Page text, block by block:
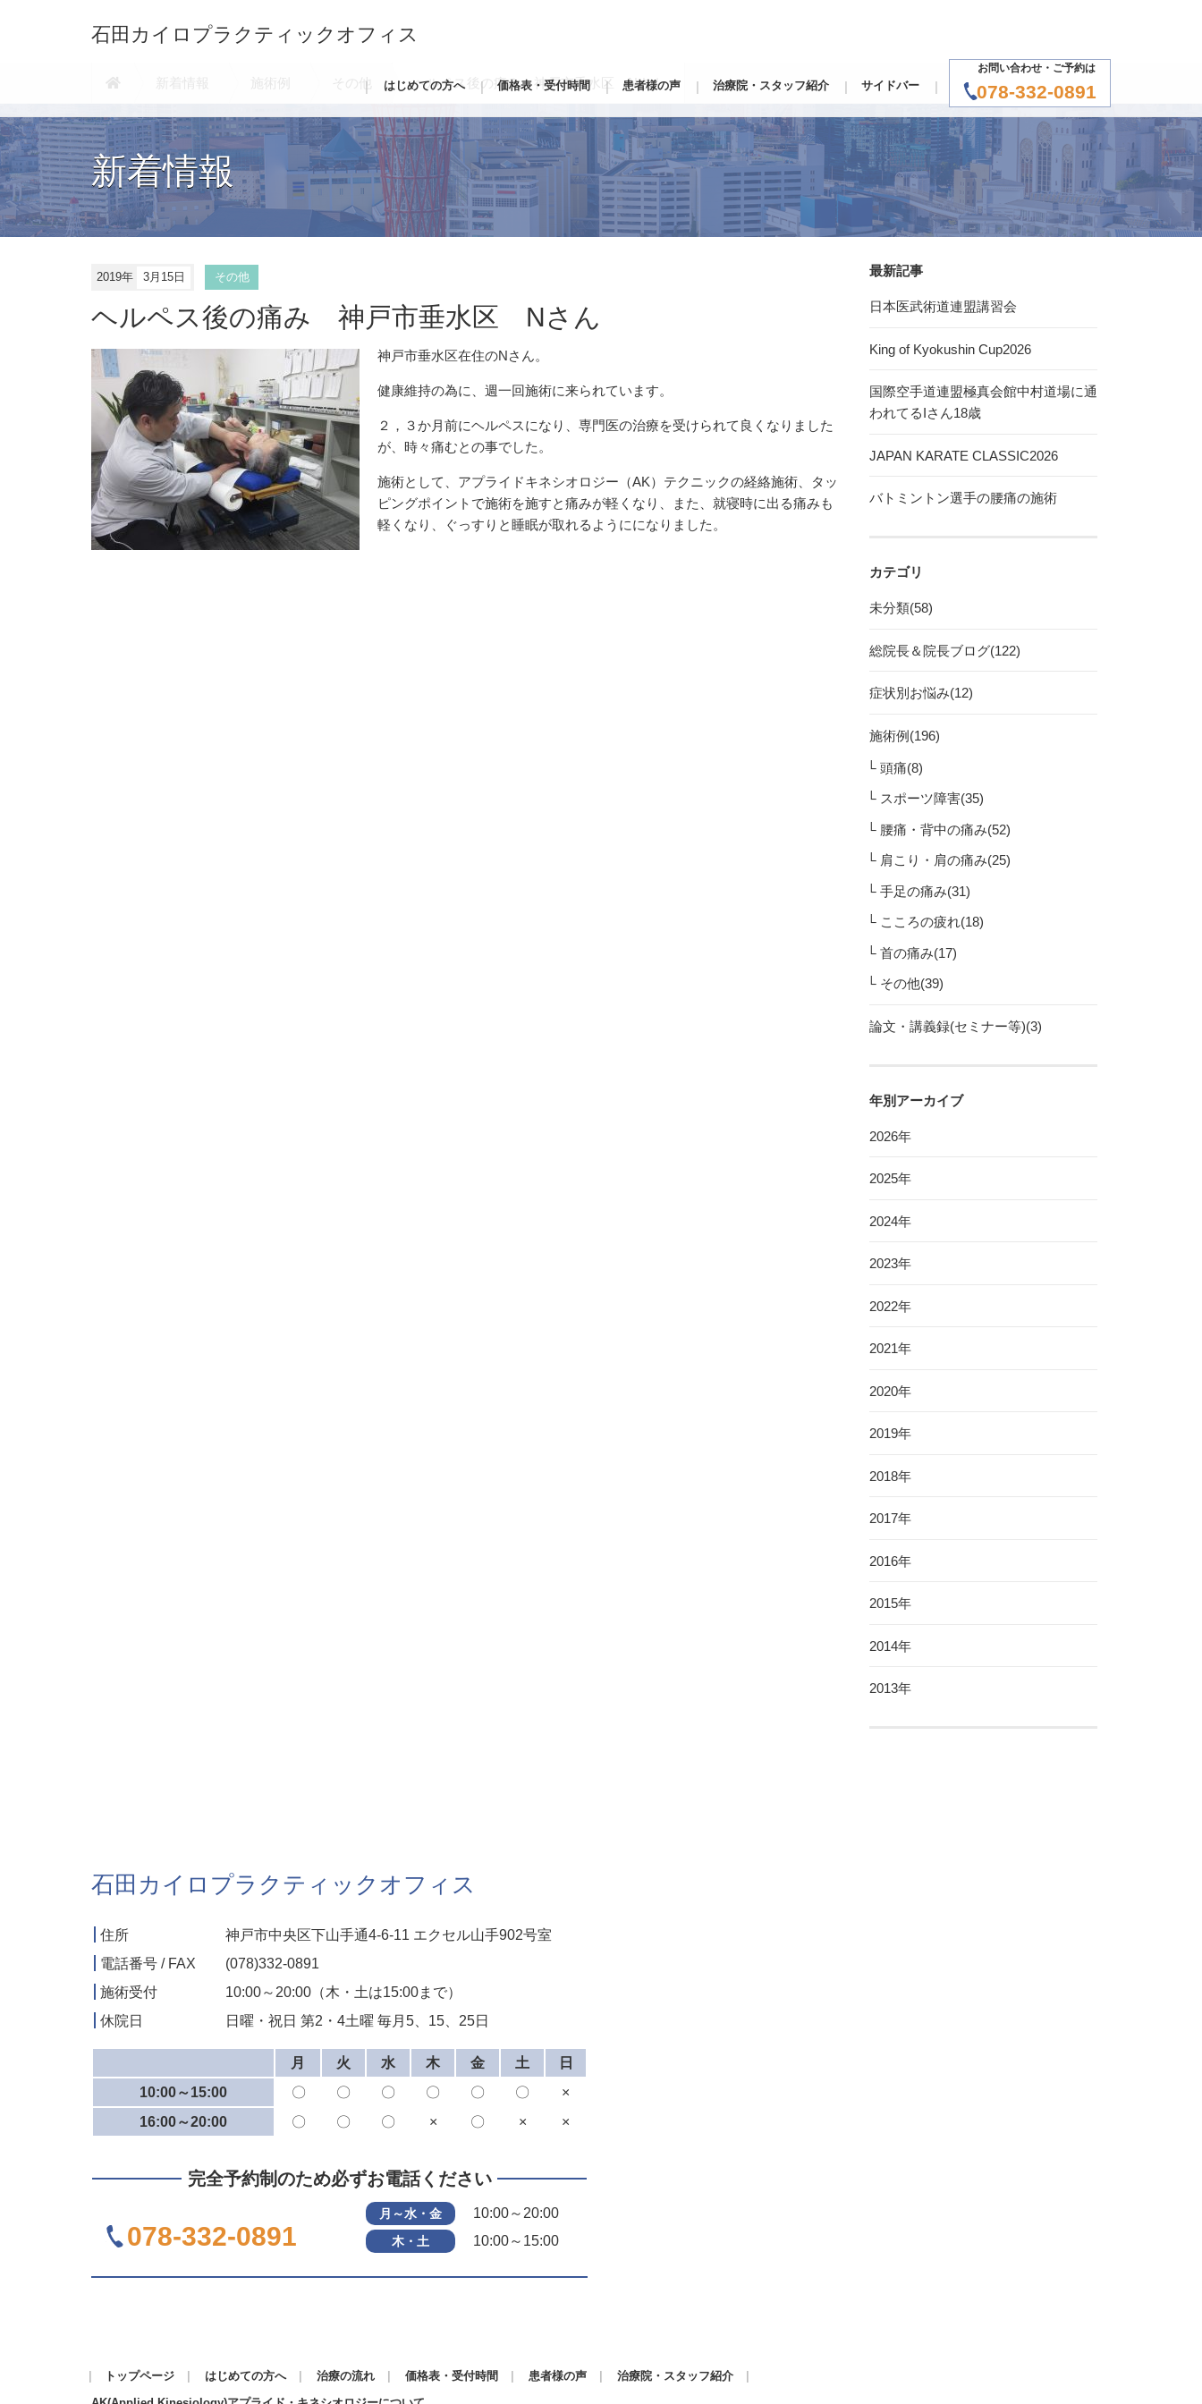
石田カイロプラクティックオフィス
はじめての方へ 価格表・受付時間 患者様の声 治療院・スタッフ紹介 サイドバー
お問い合わせ・ご予約は
078-332-0891
新着情報 施術例 その他 ヘルペス後の痛み 神戸市垂水区 Nさん
新着情報
2019年 3月15日 その他
ヘルペス後の痛み 神戸市垂水区 Nさん
神戸市垂水区在住のNさん。
健康維持の為に、週一回施術に来られています。
２，３か月前にヘルペスになり、専門医の治療を受けられて良くなりました
が、時々痛むとの事でした。
施術として、アプライドキネシオロジー（AK）テクニックの経絡施術、タッ
ピングポイントで施術を施すと痛みが軽くなり、また、就寝時に出る痛みも
軽くなり、ぐっすりと睡眠が取れるようにになりました。
最新記事
日本医武術道連盟講習会
King of Kyokushin Cup2026
国際空手道連盟極真会館中村道場に通
われてるIさん18歳
JAPAN KARATE CLASSIC2026
バトミントン選手の腰痛の施術
カテゴリ
未分類(58)
総院長＆院長ブログ(122)
症状別お悩み(12)
施術例(196)
頭痛(8)
スポーツ障害(35)
腰痛・背中の痛み(52)
肩こり・肩の痛み(25)
手足の痛み(31)
こころの疲れ(18)
首の痛み(17)
その他(39)
論文・講義録(セミナー等)(3)
年別アーカイブ
2026年
2025年
2024年
2023年
2022年
2021年
2020年
2019年
2018年
2017年
2016年
2015年
2014年
2013年
石田カイロプラクティックオフィス
住所
神戸市中央区下山手通4-6-11 エクセル山手902号室
電話番号 / FAX
(078)332-0891
施術受付
10:00～20:00（木・土は15:00まで）
休院日
日曜・祝日 第2・4土曜 毎月5、15、25日
月 火 水 木 金 土
日
10:00～15:00
〇 〇 〇 〇 〇 〇
×
16:00～20:00
〇 〇 〇 × 〇 × ×
完全予約制のため必ずお電話ください
078-332-0891
月～水・金 10:00～20:00
木・土 10:00～15:00
トップページ はじめての方へ 治療の流れ 価格表・受付時間 患者様の声
治療院・スタッフ紹介